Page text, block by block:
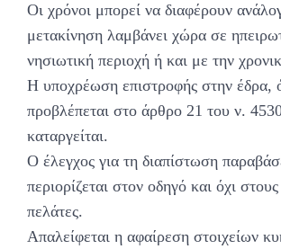
Οι χρόνοι μπορεί να διαφέρουν
μετακίνηση λαμβάνει χώρα σε
νησιωτική περιοχή ή και με την
Η υποχρέωση επιστροφής στην έδρα,
προβλέπεται στο άρθρο 21 του ν.
καταργείται.
Ο έλεγχος για τη διαπίστωση
περιορίζεται στον οδηγό και όχι στους
πελάτες.
Απαλείφεται η αφαίρεση στοιχείων